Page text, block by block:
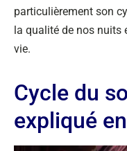
particulièrement son
la qualité de nos nuits
vie.
Cycle du
expliqué